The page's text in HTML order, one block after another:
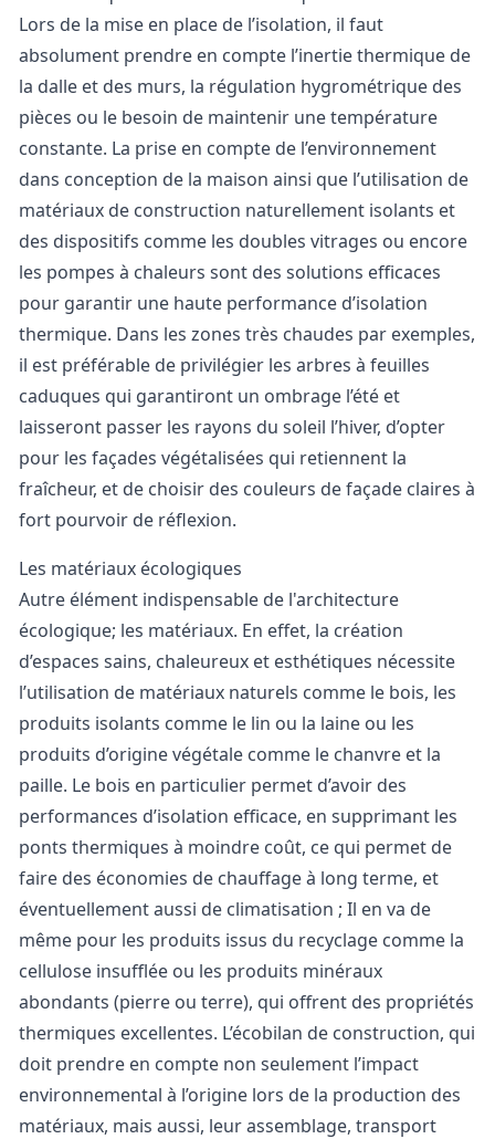
Lors de la mise en place de l’isolation, il faut
absolument prendre en compte l’inertie thermique de
la dalle et des murs, la régulation hygrométrique des
pièces ou le besoin de maintenir une température
constante. La prise en compte de l’environnement
dans conception de la maison ainsi que l’utilisation de
matériaux de construction naturellement isolants et
des dispositifs comme les doubles vitrages ou encore
les pompes à chaleurs sont des solutions efficaces
pour garantir une haute performance d’isolation
thermique. Dans les zones très chaudes par exemples,
il est préférable de privilégier les arbres à feuilles
caduques qui garantiront un ombrage l’été et
laisseront passer les rayons du soleil l’hiver, d’opter
pour les façades végétalisées qui retiennent la
fraîcheur, et de choisir des couleurs de façade claires à
fort pourvoir de réflexion.
Les matériaux écologiques
Autre élément indispensable de l'architecture
écologique; les matériaux. En effet, la création
d’espaces sains, chaleureux et esthétiques nécessite
l’utilisation de matériaux naturels comme le bois, les
produits isolants comme le lin ou la laine ou les
produits d’origine végétale comme le chanvre et la
paille. Le bois en particulier permet d’avoir des
performances d’isolation efficace, en supprimant les
ponts thermiques à moindre coût, ce qui permet de
faire des économies de chauffage à long terme, et
éventuellement aussi de climatisation ; Il en va de
même pour les produits issus du recyclage comme la
cellulose insufflée ou les produits minéraux
abondants (pierre ou terre), qui offrent des propriétés
thermiques excellentes. L’écobilan de construction, qui
doit prendre en compte non seulement l’impact
environnemental à l’origine lors de la production des
matériaux, mais aussi, leur assemblage, transport